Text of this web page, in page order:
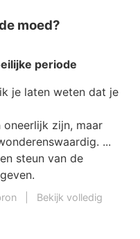
moed?
periode
je laten weten dat je
zijn, maar
...
steun van de
Bekijk volledig